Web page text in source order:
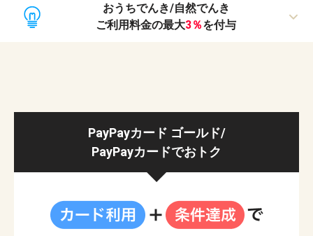
ソフトバンクポイントでの付与分はご利用料金1,000円（税抜）ごとに各付
とめて支払いご利用分等、一部ポイント付与の対象外となる料金あり。
※3 ご家族等の料金を一括でお支払いしている場合、ご家族等の料金はポイント付
バンク/ワイモバイルサービスご利用特典またはワイモバイル店頭でご確認
（PayPayカード社からPayPayポイントでの付与分はご利用金額200円（税
※2 ソフトバンク社からソフトバンクポイントでの付与。PayPayポイントで受け
のお客さまは1.5％となり、PayPayポイントでの付与となります。 2024年3月請求
分（予定） 2024年4月のご請求分より、オプション料、消費税等がポイント付与対
象外となります。詳細は提供条件書別紙（外部サイト）をご確認ください（2024
おうちでんき/自然でんき
ご利用料金の最大3％を付与
ソフトバンクポイントでの付与分はご利用料金1,000円（税抜）ごとに各付
与率を乗算したポイントを付与します
（例）ご利用料金1,100円（税抜）、付与率1％の場合、1,000円×1％＝10ポ
イントの付与となります。
（PayPayカード社からPayPayポイントでの付与分はご利用金額200円（税
※1 出金・譲渡不可。PayPay/PayPayカード公式ストアでも利用可能
※2 最大3％のうち、1.5％はソフトバンク社からソフトバンクポイントでの付与。
PayPayカード ゴールド/
PayPayカードでおトク